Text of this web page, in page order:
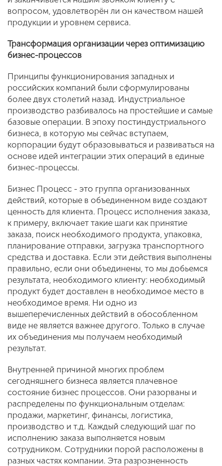
вопросом, удовлетворён ли он качеством нашей
продукции и уровнем сервиса.
Трансформация организации через оптимизацию
бизнес-процессов
Принципы функционирования западных и
российских компаний были сформулированы
более двух столетий назад. Индустриальное
производство разбивалось на простейшие и самые
базовые операции. В эпоху постиндустриального
бизнеса, в которую мы сейчас вступаем,
корпорации будут образовываться и развиваться на
основе идей интеграции этих операций в единые
бизнес-процессы.
Бизнес Процесс - это группа организованных
действий, которые в объединенном виде создают
ценность для клиента. Процесс исполнения заказа,
к примеру, включает такие шаги как принятие
заказа, поиск необходимого продукта, упаковка,
планирование отправки, загрузка транспортного
средства и доставка. Если эти действия выполнены
правильно, если они объединены, то мы добьемся
результата, необходимого клиенту: необходимый
продукт будет доставлен в необходимое место в
необходимое время. Ни одно из
вышеперечисленных действий в обособленном
виде не является важнее другого. Только в случае
их объединения мы получаем необходимый
результат.
Внутренней причиной многих проблем
сегодняшнего бизнеса является плачевное
состояние бизнес процессов. Они разорваны и
распределены по функциональным отделам:
продажи, маркетинг, финансы, логистика,
производство и т.д. Каждый следующий шаг по
исполнению заказа выполняется новым
сотрудником. Сотрудники порой расположены в
разных частях компании. Эта разрозненность